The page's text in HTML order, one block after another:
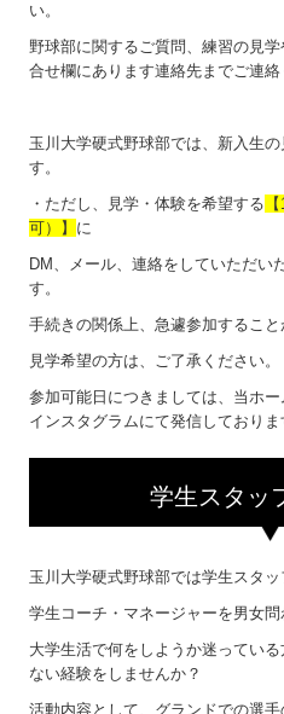
い。
野球部に関するご質問、練習の見
合せ欄にあります連絡先までご連絡
玉川大学硬式野球部では、新入生
す。
・ただし、見学・体験を希望する
可）】 に
DM、メール、連絡をしていただい
す。
手続きの関係上、急遽参加すること
見学希望の方は、ご了承ください。
参加可能日につきましては、当ホ
インスタグラムにて発信しておりま
学生スタッ
玉川大学硬式野球部では学生スタッ
学生コーチ・マネージャーを男女問
大学生活で何をしようか迷ってい
ない経験をしませんか？
活動内容として、グランドでの選